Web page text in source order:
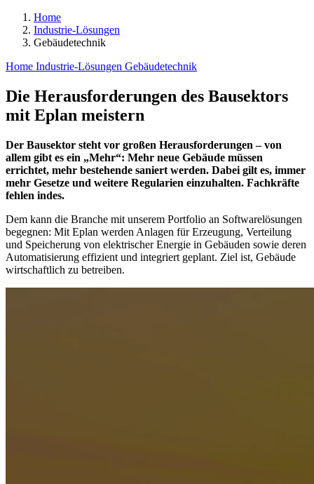
Home
Industrie-Lösungen
Gebäudetechnik
Home Industrie-Lösungen Gebäudetechnik
Die Herausforderungen des Bausektors
mit Eplan meistern
Der Bausektor steht vor großen Herausforderungen – von
allem gibt es ein „Mehr“: Mehr neue Gebäude müssen
errichtet, mehr bestehende saniert werden. Dabei gilt es, immer
mehr Gesetze und weitere Regularien einzuhalten. Fachkräfte
fehlen indes.
Dem kann die Branche mit unserem Portfolio an Softwarelösungen
begegnen: Mit Eplan werden Anlagen für Erzeugung, Verteilung
und Speicherung von elektrischer Energie in Gebäuden sowie deren
Automatisierung effizient und integriert geplant. Ziel ist, Gebäude
wirtschaftlich zu betreiben.